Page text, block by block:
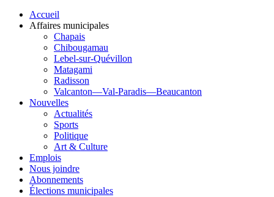
Accueil
Affaires municipales
Chapais
Chibougamau
Lebel-sur-Quévillon
Matagami
Radisson
Valcanton—Val-Paradis—Beaucanton
Nouvelles
Actualités
Sports
Politique
Art & Culture
Emplois
Nous joindre
Abonnements
Élections municipales